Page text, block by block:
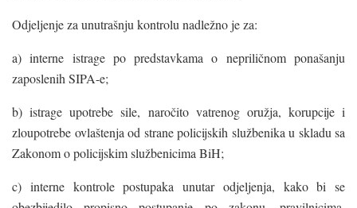
Odjeljenje za unutrašnju kontrolu nadležno je za:
a) interne istrage po predstavkama o nepriličnom ponašanju
zaposlenih SIPA-e;
b) istrage upotrebe sile, naročito vatrenog oružja, korupcije i
zloupotrebe ovlaštenja od strane policijskih službenika u skladu sa
Zakonom o policijskim službenicima BiH;
c) interne kontrole postupaka unutar odjeljenja, kako bi se